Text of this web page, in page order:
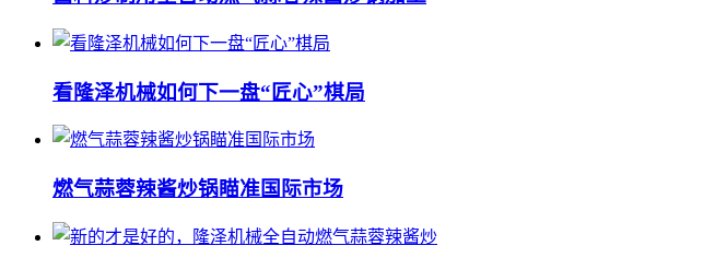
看隆泽机械如何下一盘“匠心”棋局
燃气蒜蓉辣酱炒锅瞄准国际市场